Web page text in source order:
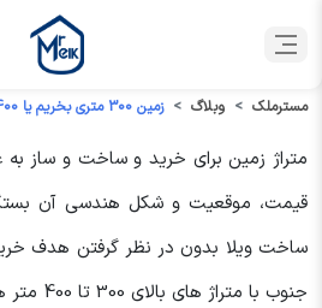
مسترملک وبلاگ زمین 300 متری بخریم یا 400 متری؟
متراژ زمین برای خرید و ساخت و ساز به
قیمت، موقعیت و شکل هندسی آن بستگی
ساخت ویلا بدون در نظر گرفتن هدف
جنوب با متراژ های بالای 300 تا 400 متر هستند. ...